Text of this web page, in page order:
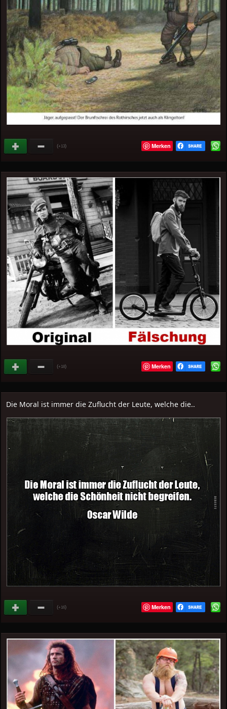
(+13) Merken
(+18) Merken
Die Moral ist immer die Zuflucht der Leute, welche die..
(+16) Merken